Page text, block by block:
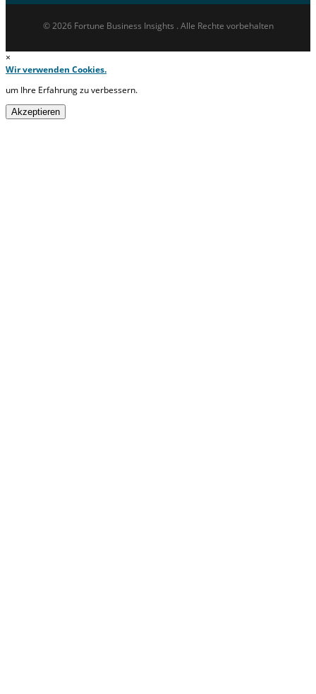
© 2026 Fortune Business Insights . Alle Rechte vorbehalten
×
Wir verwenden Cookies.
um Ihre Erfahrung zu verbessern.
Akzeptieren